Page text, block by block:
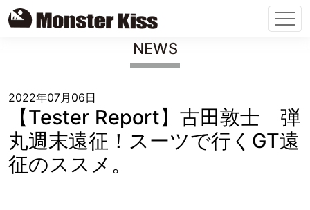
NEWS
2022年07月06日
【Tester Report】古田敦士 弾
丸週末遠征！スーツで行くGT遠
征のススメ。